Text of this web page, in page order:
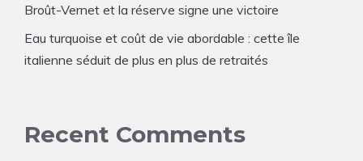
Broût-Vernet et la réserve signe une victoire
Eau turquoise et coût de vie abordable : cette île
italienne séduit de plus en plus de retraités
Recent Comments